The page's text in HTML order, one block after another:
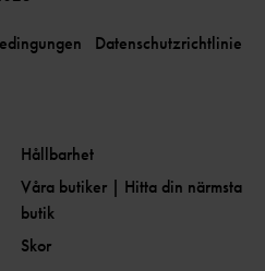
Datenschutzrichtlinie
Hållbarhet
Våra butiker | Hitta din närmsta
butik
Skor